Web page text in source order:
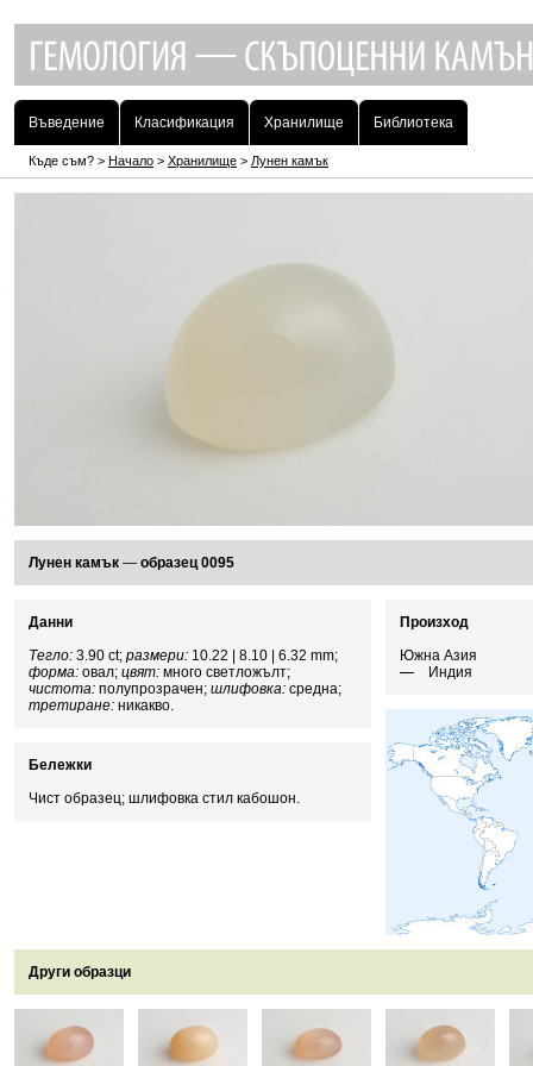
Въведение Класификация Хранилище Библиотека
Къде съм? > Начало > Хранилище > Лунен камък
Лунен камък — образец 0095
Произход
Южна Азия
Индия
Данни
Тегло: 3.90 ct; размери: 10.22 | 8.10 | 6.32 mm;
форма: овал; цвят: много светложълт;
чистота: полупрозрачен; шлифовка: средна;
третиране: никакво.
Бележки
Чист образец; шлифовка стил кабошон.
Други образци